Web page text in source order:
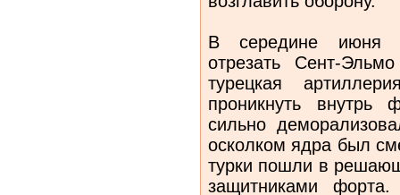
В середине июня
отрезать Сент-
турецкая
проникнуть
сильно
осколком ядра был
турки пошли в
защитниками